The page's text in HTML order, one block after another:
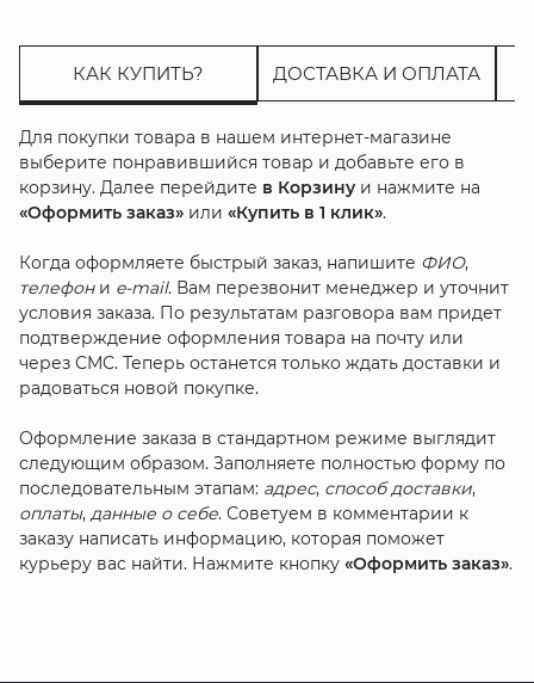
КАК КУПИТЬ? ДОСТАВКА И ОПЛАТА
Для покупки товара в нашем интернет-магазине
выберите понравившийся товар и добавьте его в
корзину. Далее перейдите в Корзинуи нажмите на
«Оформить заказ»или «Купить в 1 клик».
Когда оформляете быстрый заказ, напишите ФИО,
телефони e-mail. Вам перезвонит менеджер и уточнит
условия заказа. По результатам разговора вам придет
подтверждение оформления товара на почту или
через СМС. Теперь останется только ждать доставки и
радоваться новой покупке.
Оформление заказа в стандартном режиме выглядит
следующим образом. Заполняете полностью форму по
последовательным этапам: адрес, способ доставки,
оплаты, данные о себе. Советуем в комментарии к
заказу написать информацию, которая поможет
курьеру вас найти. Нажмите кнопку «Оформить заказ».